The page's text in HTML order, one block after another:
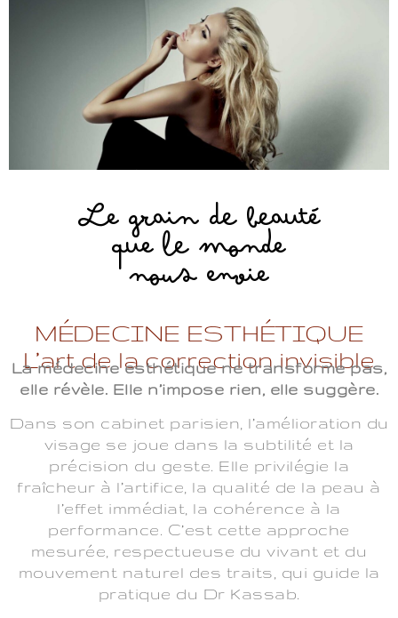
Le grain de beauté
que le monde
nous envie
MÉDECINE ESTHÉTIQUE
L’art de la correction invisible
La médecine esthétique ne transforme pas,
elle révèle. Elle n’impose rien, elle suggère.
Dans son cabinet parisien, l’amélioration du
visage se joue dans la subtilité et la
précision du geste. Elle privilégie la
fraîcheur à l’artifice, la qualité de la peau à
l’effet immédiat, la cohérence à la
performance. C’est cette approche
mesurée, respectueuse du vivant et du
mouvement naturel des traits, qui guide la
pratique du Dr Kassab.